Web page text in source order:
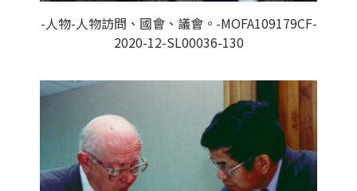
-人物-人物訪問、國會、議會。-MOFA109179CF-
2020-12-SL00036-130